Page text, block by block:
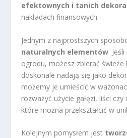
efektownych i tanich
nakładach finansowych.
Jednym z najprostszych
naturalnych elementów.
ogrodu, możesz zbierać świeże
doskonale nadają się jako
możemy je umieścić w
rozważyć użycie gałęzi, liści
które można przekształcić w
Kolejnym pomysłem jest